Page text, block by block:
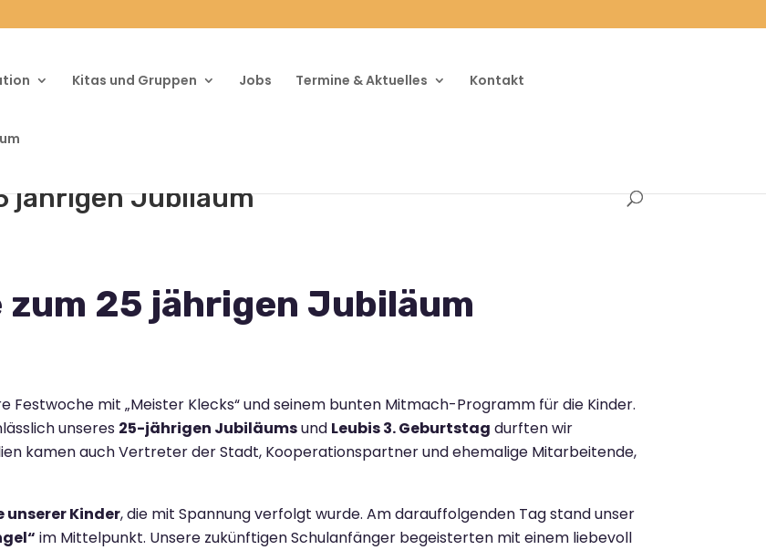
Kitas und Gruppen Jobs Termine & Aktuelles Kontakt
jährigen Jubiläum
25 jährigen Jubiläum
Festwoche mit „Meister Klecks“ und seinem bunten Mitmach-Programm für die Kinder.
unseres 25-jährigen Jubiläumsund Leubis 3. Geburtstag durften wir
kamen auch Vertreter der Stadt, Kooperationspartner und ehemalige Mitarbeitende,
unserer Kinder, die mit Spannung verfolgt wurde. Am darauffolgenden Tag stand unser
im Mittelpunkt. Unsere zukünftigen Schulanfänger begeisterten mit einem liebevoll